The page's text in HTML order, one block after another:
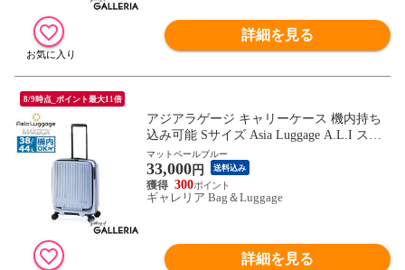
詳細を見る
8/9時点_ポイント最大11倍
アジアラゲージ キャリーケース 機内持ち
込み可能 Sサイズ Asia Luggage A.L.I スー
ツケース 38L 44L 1～3泊 静音 縦開き PC
フロントオープン エキスパンダブル TSロ
ック ストッパー MAXBOX MX-8011-18W
マットペールブルー
33,000円 送料込み
300
ギャレリア Bag＆Luggage
詳細を見る